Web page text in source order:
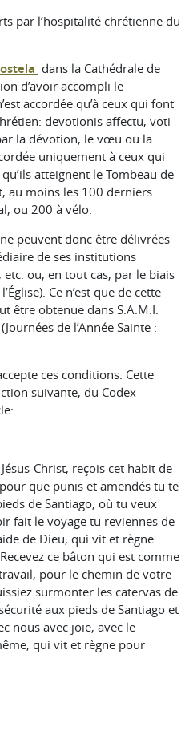
par l’hospitalité chrétienne du
dans la Cathédrale de
d’avoir accompli le
accordée qu’à ceux qui font
devotionis affectu, voti
la dévotion, le vœu ou la
uniquement à ceux qui
atteignent le Tombeau de
au moins les 100 derniers
ou 200 à vélo.
peuvent donc être délivrées
de ses institutions
ou, en tout cas, par le biais
Ce n’est que de cette
être obtenue dans S.A.M.I.
de l’Année Sainte :
ces conditions. Cette
suivante, du Codex
Christ, reçois cet habit de
que punis et amendés tu te
de Santiago, où tu veux
fait le voyage tu reviennes de
de Dieu, qui vit et règne
ce bâton qui est comme
pour le chemin de votre
surmonter les catervas de
aux pieds de Santiago et
nous avec joie, avec le
qui vit et règne pour